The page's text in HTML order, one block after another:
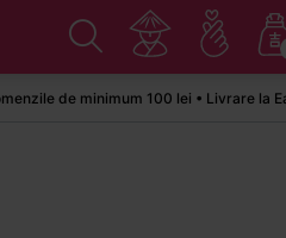
de minimum 100 lei • Livrare la